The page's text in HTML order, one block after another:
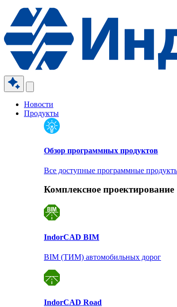
Новости
Продукты
Обзор программных продуктов
Все доступные программные
Комплексное проектирование
IndorCAD BIM
BIM (ТИМ) автомобильных дорог
IndorCAD Road